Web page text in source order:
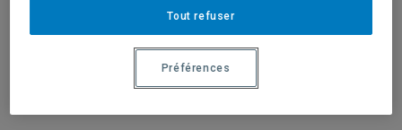
Tout refuser
Préférences